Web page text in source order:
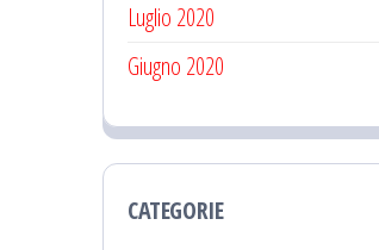
Luglio 2020
Giugno 2020
CATEGORIE